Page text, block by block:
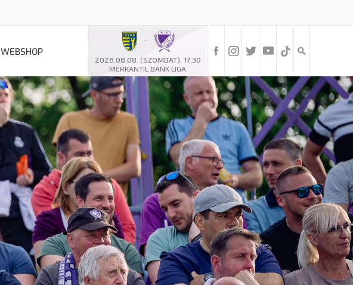
-
2026.08.08. (SZOMBAT), 17:30
MERKANTIL BANK LIGA
WEBSHOP